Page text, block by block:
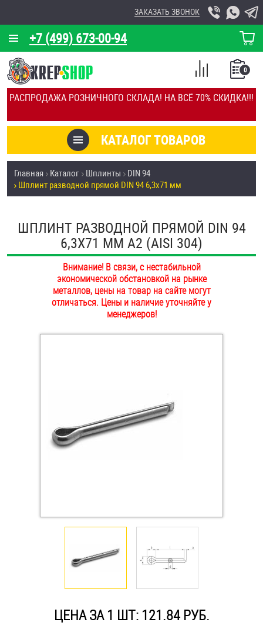
РАСПРОДАЖА РОЗНИЧНОГО СКЛАДА! НА ВСЁ 70% СКИДКА!!!
+7 (499) 673-00-94
ЗАКАЗАТЬ ЗВОНОК
КОРЗИНА
О КОМПАНИИ
КАЛЬКУЛЯТОР
ОТЗЫВЫ
УСЛУГИ
СКИДКИ
ОПТ
ПОКУПАТЕЛЯМ
ОПЛАТА И ДОСТАВКА
НАШИ МАГАЗИНЫ
КАТАЛОГ ТОВАРОВ
0
СПИСОК
СРАВНЕНИЕ
Товары со скидкой
Анкеры
Антивандальный крепёж, инструмент
Болты и винты
Втулки
Заклепки (Гайки-Заклепки)
Инструмент
Крюки, кольца с шурупной резьбой
Оснастка и аксессуары для яхт
Саморезы и шурупы
Главная Каталог Шплинты
DIN 94
Шплинт разводной прямой DIN 94 6,3х71 мм
ШПЛИНТ РАЗВОДНОЙ ПРЯМОЙ DIN 94
6,3Х71 ММ А2 (AISI 304)
Внимание! В связи, с нестабильной
экономической обстановкой на рынке
металлов, цены на товар на сайте могут
отличаться. Цены и наличие уточняйте у
менеджеров!
ЦЕНА ЗА 1 ШТ: 121.84 РУБ.